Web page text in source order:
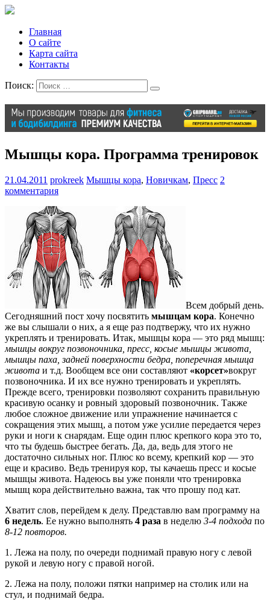
Главная
О сайте
Карта сайта
Контакты
Поиск:
Мышцы кора. Программа тренировок
21.04.2011 prokreek Мышцы кора, Новичкам, Пресс 2
комментария
Всем добрый день.
Сегодняшний пост хочу посвятить мышцам кора. Конечно
же вы слышали о них, а я еще раз подтвержу, что их нужно
укреплять и тренировать. Итак, мышцы кора — это ряд мышц:
мышцы вокруг позвоночника, пресс, косые мышцы живота,
мышцы паха, задней поверхности бедра, поперечная мышца
живота и т.д. Вообщем все они составляют «корсет»вокруг
позвоночника. И их все нужно тренировать и укреплять.
Прежде всего, тренировки позволяют сохранить правильную
красивую осанку и ровный здоровый позвоночник. Также
любое сложное движение или упражнение начинается с
сокращения этих мышц, а потом уже усилие передается через
руки и ноги к снарядам. Еще один плюс крепкого кора это то,
что ты будешь быстрее бегать. Да, да, ведь для этого не
достаточно сильных ног. Плюс ко всему, крепкий кор — это
еще и красиво. Ведь тренируя кор, ты качаешь пресс и косые
мышцы живота. Надеюсь вы уже поняли что тренировка
мышц кора действительно важна, так что прошу под кат.
Хватит слов, перейдем к делу. Представлю вам программу на
6 недель. Ее нужно выполнять 4 раза в неделю 3-4 подхода по
8-12 повторов.
1. Лежа на полу, по очереди поднимай правую ногу с левой
рукой и левую ногу с правой ногой.
2. Лежа на полу, положи пятки например на столик или на
стул, и поднимай бедра.